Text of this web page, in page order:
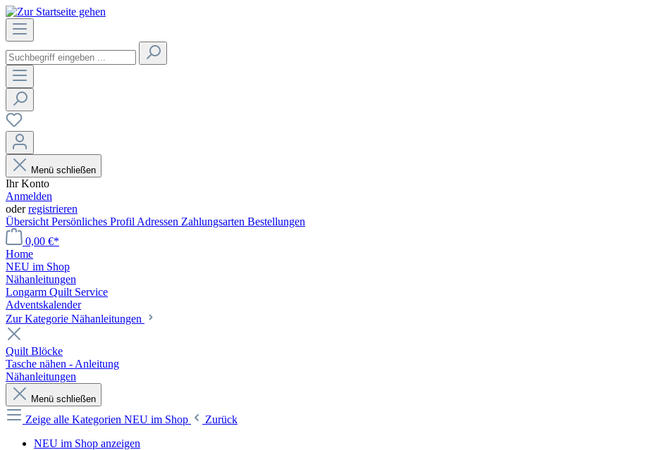
Menü schließen
Ihr Konto
Anmelden
oderregistrieren
Übersicht Persönliches Profil Adressen Zahlungsarten Bestellungen
0,00 €*
Home
NEU im Shop
Nähanleitungen
Longarm Quilt Service
Adventskalender
Zur Kategorie Nähanleitungen
Quilt Blöcke
Tasche nähen - Anleitung
Nähanleitungen
Menü schließen
Zeige alle Kategorien NEU im Shop
Zurück
NEU im Shop anzeigen